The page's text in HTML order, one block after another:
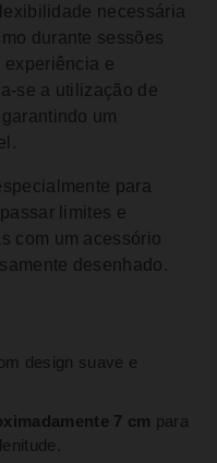
necessária
durante sessões
experiência e
se a utilização de
garantindo um
para
limites e
com um acessório
desenhado.
design suave e
7 cm para